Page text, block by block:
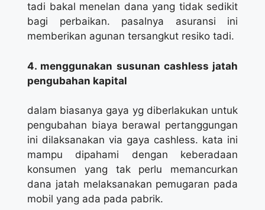
tadi bakal menelan dana yang tidak sedikit
bagi perbaikan. pasalnya asuransi ini
memberikan agunan tersangkut resiko tadi.
4. menggunakan susunan cashless jatah
pengubahan kapital
dalam biasanya gaya yg diberlakukan untuk
pengubahan biaya berawal pertanggungan
ini dilaksanakan via gaya cashless. kata ini
mampu dipahami dengan keberadaan
konsumen yang tak perlu memancurkan
dana jatah melaksanakan pemugaran pada
mobil yang ada pada pabrik.